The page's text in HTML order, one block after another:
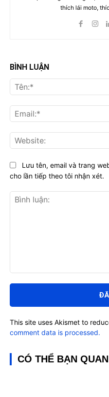
thích lái moto,
BÌNH LUẬN
luận:
Lưu tên, email và trang
cho lần tiếp theo tôi nhận xét.
This site uses Akismet to
comment data is processed.
CÓ THỂ BẠN